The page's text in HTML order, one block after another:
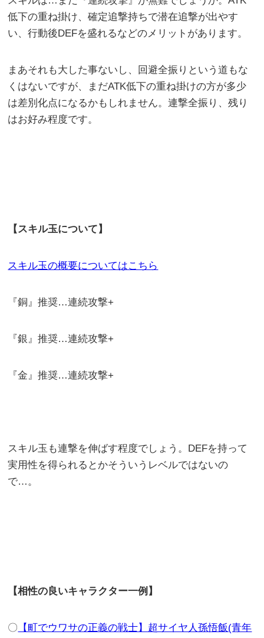
低下の重ね掛け、確定追撃持ちで潜在追撃が出やす
い、行動後DEFを盛れるなどのメリットがあります。
まあそれも大した事ないし、回避全振りという道もな
くはないですが、まだATK低下の重ね掛けの方が多少
は差別化点になるかもしれません。連撃全振り、残り
はお好み程度です。
【スキル玉について】
スキル玉の概要についてはこちら
『銅』推奨…連続攻撃+
『銀』推奨…連続攻撃+
『金』推奨…連続攻撃+
スキル玉も連撃を伸ばす程度でしょう。DEFを持って
実用性を得られるとかそういうレベルではないの
で…。
【相性の良いキャラクター一例】
〇 【町でウワサの正義の戦士】超サイヤ人孫悟飯(青年